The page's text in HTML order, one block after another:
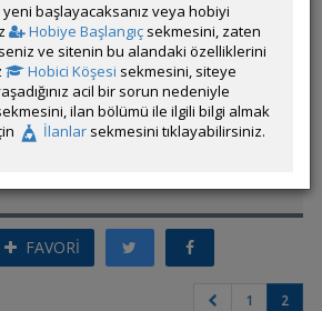
vantuza sabitleyip su yüzeyine
ışıktan rahatsız olunca takılıyor hem
ediyor. Akvaryumun bir köşesinde de
var onların arasında da takılıyor.
giriş yapan üyelerimiz görebilir
FAVORİ
1 2
başlayacaksanız veya hobiyi
Hobiye Başlangıç sekmesini, zaten
ve sitenin bu alandaki özelliklerini
Hobici Köşesi sekmesini, siteye
acil bir sorun nedeniyle
ilan bölümü ile ilgili bilgi almak
İlanlar sekmesini tıklayabilirsiniz.